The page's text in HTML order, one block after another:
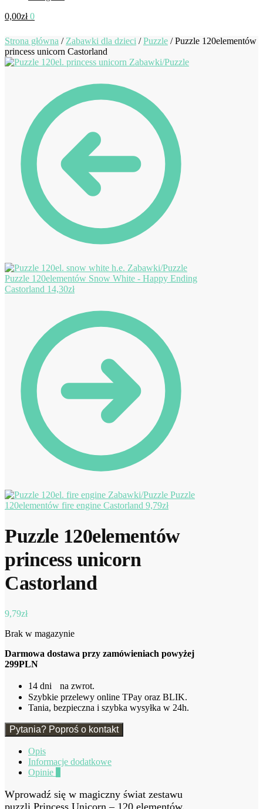
0,00zł 0
Strona główna / Zabawki dla dzieci /Puzzle /Puzzle 120elementów
princess unicorn Castorland
Puzzle 120elementów Snow White - Happy Ending
Castorland 14,30zł
Puzzle
120elementów fire engine Castorland 9,79zł
Puzzle 120elementów
princess unicorn
Castorland
9,79zł
Brak w magazynie
Darmowa dostawa przy zamówieniach powyżej
299PLN
14 dni na zwrot.
Szybkie przelewy online TPay oraz BLIK.
Tania, bezpieczna i szybka wysyłka w 24h.
Pytania? Poproś o kontakt
Opis
Informacje dodatkowe
Opinie
Wprowadź się w magiczny świat zestawu
puzzli Princess Unicorn – 120 elementów.